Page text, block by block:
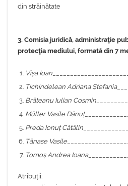
din străinătate
3. Comisia juridică, administraţie
protecţia mediului, formată din 7
Vișa Ioan
Țichindelean Adriana Ștefania
Brăteanu Iulian Cosmin
Müller Vasile Dănuț
Preda Ionuț Cătălin
Tănase Vasile
Tomoș Andrea Ioana
Atribuții: